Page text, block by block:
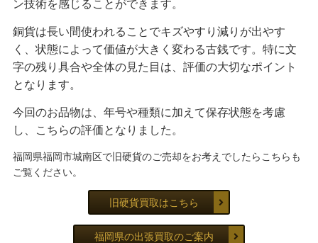
ン技術を感じることができます。
銅貨は長い間使われることでキズやすり減りが出やす
く、状態によって価値が大きく変わる古銭です。特に文
字の残り具合や全体の見た目は、評価の大切なポイント
となります。
今回のお品物は、年号や種類に加えて保存状態を考慮
し、こちらの評価となりました。
福岡県福岡市城南区で旧硬貨のご売却をお考えでしたらこちらも
ご覧ください。
旧硬貨買取はこちら
福岡県の出張買取のご案内